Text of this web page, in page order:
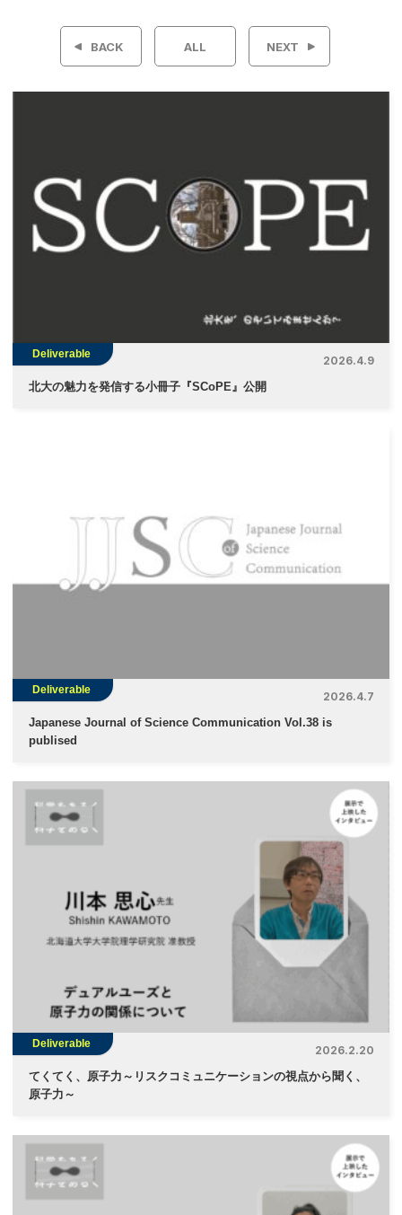
ー
シ
ョ
BACK ALL NEXT
Deliverable
2026.4.9
北大の魅力を発信する小冊子『SCoPE』公開
Deliverable
2026.4.7
Japanese Journal of Science Communication Vol.38 is
publised
Deliverable
2026.2.20
てくてく、原子力～リスクコミュニケーションの視点から聞く、
原子力～